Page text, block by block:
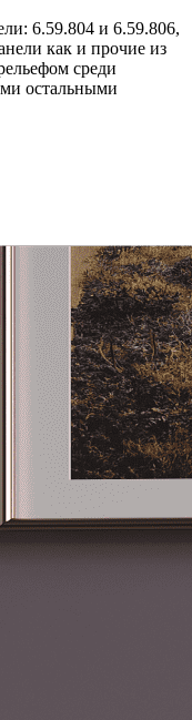
6.59.804 и 6.59.806,
как и прочие из
среди
остальными